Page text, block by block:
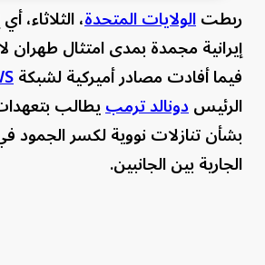
ربطتالولايات المتحدة، الثلاثاء،
إيرانية مجمدة بمدى امتثال طهران
فيما أفادت مصادر أميركية لشبكة
الرئيسدونالد ترمبيطالب
بشأن تنازلات نووية لكسر الجمود
الجارية بين الجانبين.